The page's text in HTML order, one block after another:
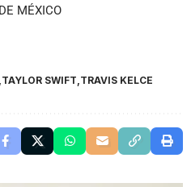
MÉXICO
TAYLOR SWIFT TRAVIS KELCE